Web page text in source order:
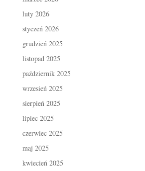
luty 2026
styczeń 2026
grudzień 2025
listopad 2025
październik 2025
wrzesień 2025
sierpień 2025
lipiec 2025
czerwiec 2025
maj 2025
kwiecień 2025